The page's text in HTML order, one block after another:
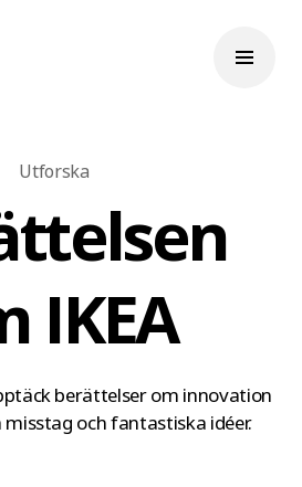
Utforska
IKEA
berättelser om innovation
misstag och fantastiska idéer.